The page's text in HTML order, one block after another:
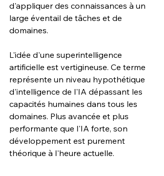
d'appliquer des connaissances à un
large éventail de tâches et de
domaines.
L'idée d'une superintelligence
artificielle est vertigineuse. Ce terme
représente un niveau hypothétique
d'intelligence de l'IA dépassant les
capacités humaines dans tous les
domaines. Plus avancée et plus
performante que l'IA forte, son
développement est purement
théorique à l'heure actuelle.